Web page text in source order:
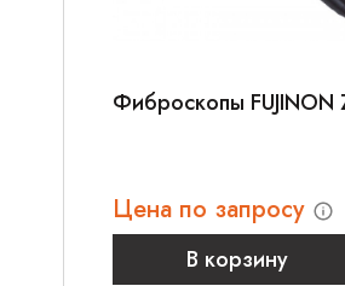
Фиброскопы FUJINON
Цена по запросу
В корзину